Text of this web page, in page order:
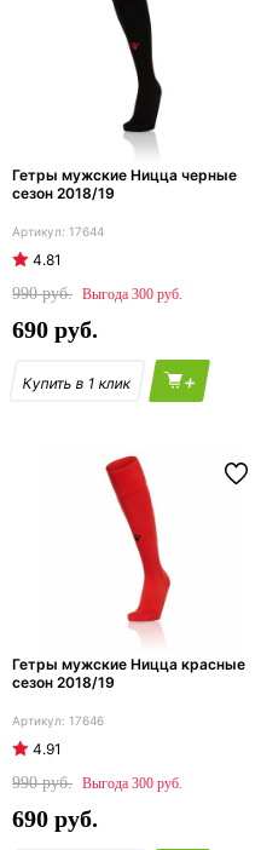
Гетры мужские Ницца черные
сезон 2018/19
17644
4.81
990
300
690
+
Гетры мужские Ницца красные
сезон 2018/19
17646
4.91
990
300
690